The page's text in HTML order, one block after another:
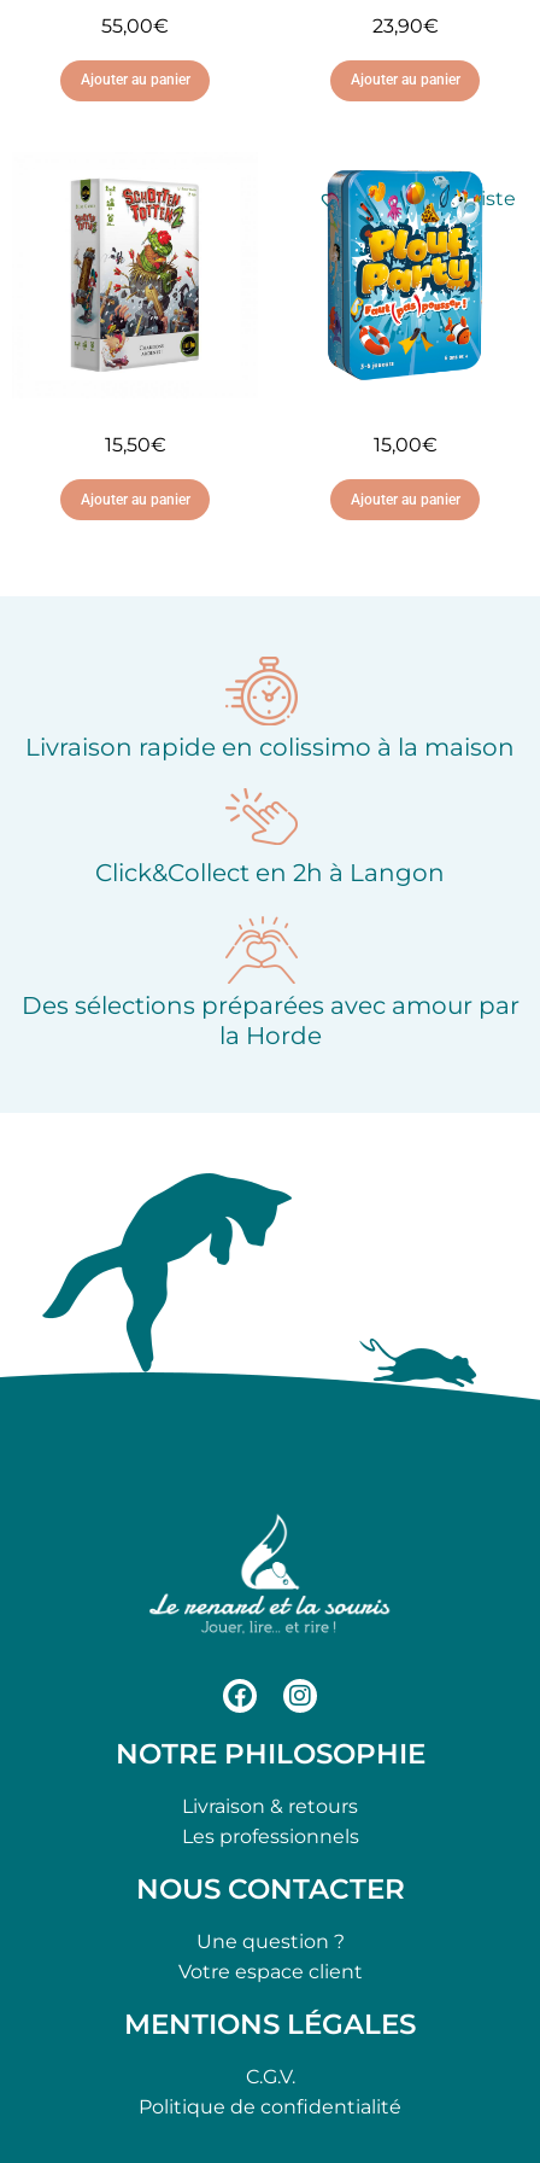
55,00€
Ajouter au panier
Ajouter à ma liste
d'envies
23,90€
Ajouter au panier
Ajouter à ma liste
d'envies
15,50€
Ajouter au panier
15,00€
Ajouter au panier
Livraison rapide en colissimo à la maison
Click&Collect en 2h à Langon
Des sélections préparées avec amour par
la Horde
NOTRE PHILOSOPHIE
Livraison & retours
Les professionnels
NOUS CONTACTER
Une question ?
Votre espace client
MENTIONS LÉGALES
C.G.V.
Politique de confidentialité